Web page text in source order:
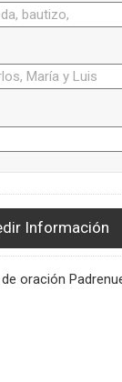
Información
oración